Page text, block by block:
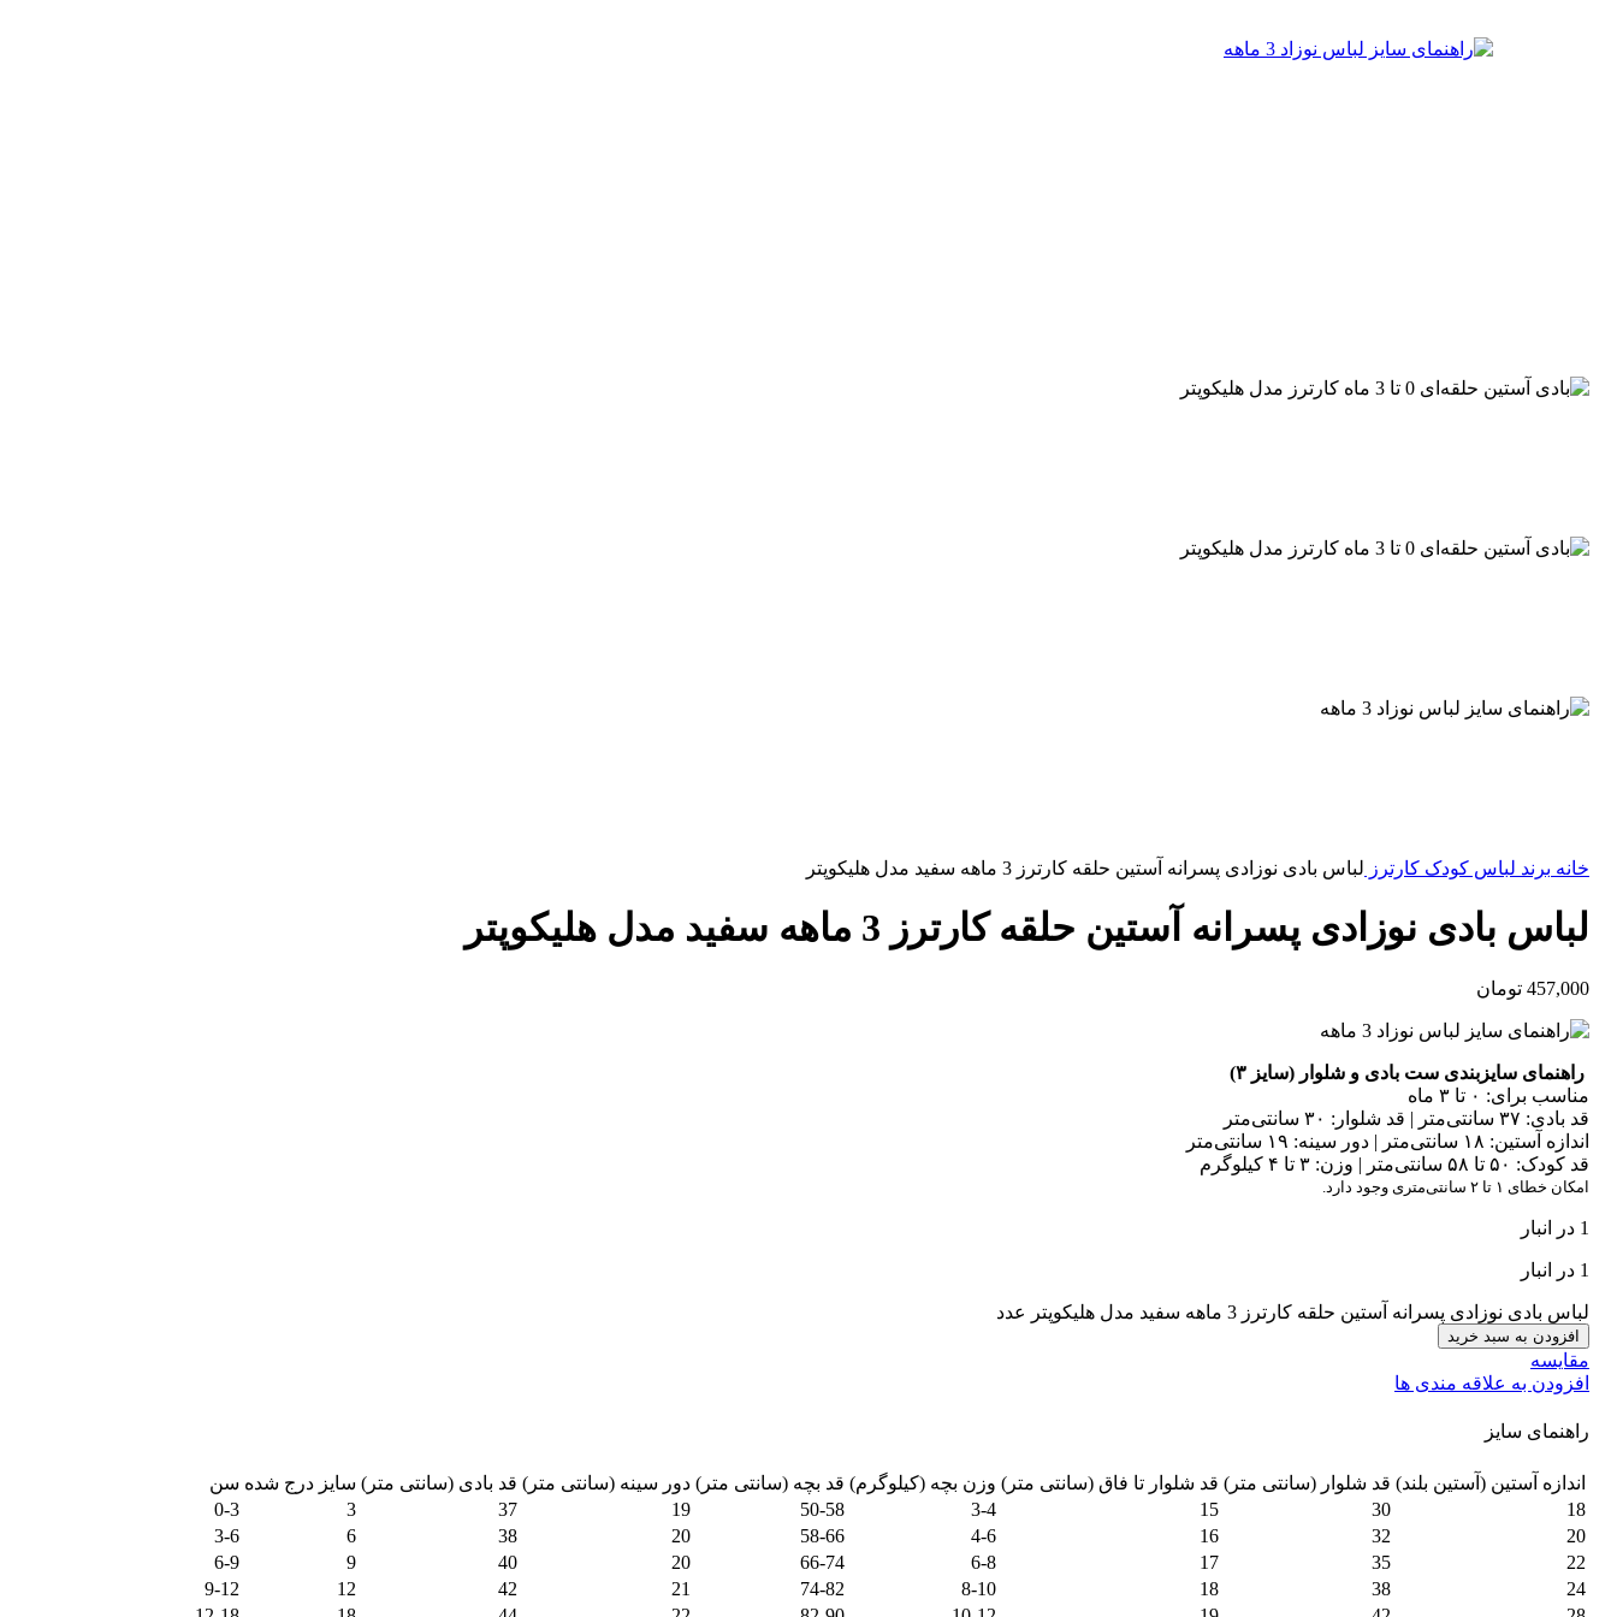
خانه برند لباس کودک کارترز لباس بادی نوزادی پسرانه آستین حلقه کارترز 3 ماهه سفید مدل هلیکوپتر
لباس بادی نوزادی پسرانه آستین حلقه کارترز 3 ماهه سفید مدل هلیکوپتر
457,000 تومان
راهنمای سایزبندی ست بادی و شلوار (سایز ۳)
مناسب برای: ۰ تا ۳ ماه
قد بادی: ۳۷ سانتی‌متر | قد شلوار: ۳۰ سانتی‌متر
اندازه آستین: ۱۸ سانتی‌متر | دور سینه: ۱۹ سانتی‌متر
قد کودک: ۵۰ تا ۵۸ سانتی‌متر | وزن: ۳ تا ۴ کیلوگرم
امکان خطای ۱ تا ۲ سانتی‌متری وجود دارد.
1 در انبار
1 در انبار
لباس بادی نوزادی پسرانه آستین حلقه کارترز 3 ماهه سفید مدل هلیکوپتر عدد
افزودن به سبد خرید
مقایسه
افزودن به علاقه مندی ها
راهنمای سایز
اندازه آستین (آستین بلند) قد شلوار (سانتی متر) قد شلوار تا فاق (سانتی متر) وزن بچه (کیلوگرم) قد بچه (سانتی متر) دور سینه (سانتی متر) قد بادی (سانتی متر) سایز درج شده سن
18
30
15
3-4
50-58
19
37
3
0-3
20
32
16
4-6
58-66
20
38
6
3-6
22
35
17
6-8
66-74
20
40
9
6-9
24
38
18
8-10
74-82
21
42
12
9-12